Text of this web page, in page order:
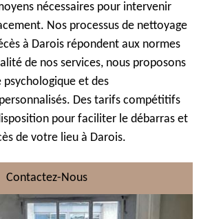
nécessaires pour intervenir
Nos processus de nettoyage
à Darois répondent aux normes
de nos services, nous proposons
psychologique et des
Des tarifs compétitifs
pour faciliter le débarras et
de votre lieu à Darois.
Contactez-Nous